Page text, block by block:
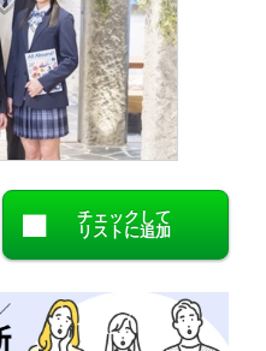
北陸・甲信越
中国
九州・沖縄
チェックして
リストに追加